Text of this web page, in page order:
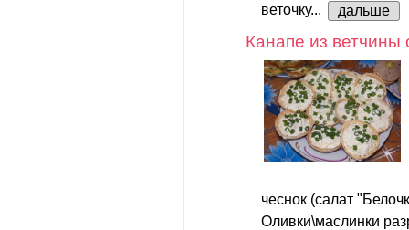
веточку...
дальше
Канапе из ветчины
чеснок (салат
Оливки\маслинки